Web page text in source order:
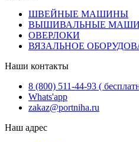
ШВЕЙНЫЕ МАШИНЫ
ВЫШИВАЛЬНЫЕ
ОВЕРЛОКИ
ВЯЗАЛЬНОЕ
Наши контакты
8 (800) 511-44-93 (
Whats'app
zakaz@portniha.ru
Наш адрес